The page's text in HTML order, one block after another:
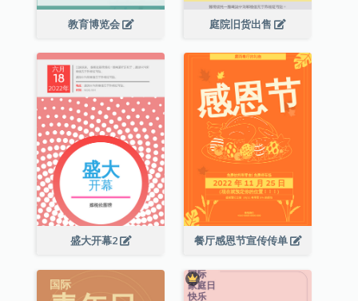
教育博览会 庭院旧货出售
盛大开幕2 餐厅感恩节宣传传单